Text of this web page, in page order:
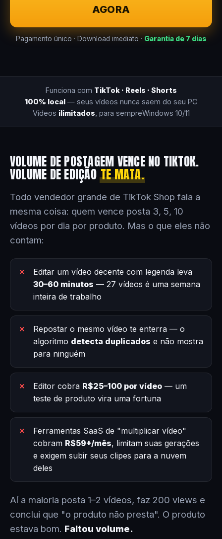
AGORA
Pagamento único · Download imediato · Garantia de 7 dias
Funciona com TikTok · Reels · Shorts
100% local — seus vídeos nunca saem do seu PC
Vídeos ilimitados , para sempreWindows 10/11
VOLUME DE POSTAGEM VENCE NO TIKTOK.
VOLUME DE EDIÇÃOTE MATA.
Todo vendedor grande de TikTok Shop fala a
mesma coisa: quem vence posta 3, 5, 10
vídeos por dia por produto. Mas o que eles não
contam:
Editar um vídeo decente com legenda leva
30–60 minutos — 27 vídeos é uma semana
inteira de trabalho
Repostar o mesmo vídeo te enterra — o
algoritmo detecta duplicados e não mostra
para ninguém
Editor cobra R$25–100 por vídeo — um
teste de produto vira uma fortuna
Ferramentas SaaS de "multiplicar vídeo"
cobram R$59+/mês, limitam suas gerações
e exigem subir seus clipes para a nuvem
deles
Aí a maioria posta 1–2 vídeos, faz 200 views e
conclui que "o produto não presta". O produto
estava bom. Faltou volume.